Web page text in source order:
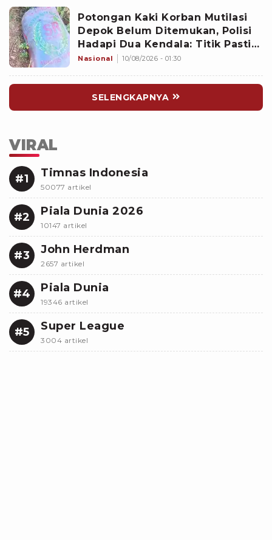
Potongan Kaki Korban Mutilasi
Depok Belum Ditemukan, Polisi
Hadapi Dua Kendala: Titik Pasti
Tersangka Membuangnya dan
Nasional 10/08/2026 - 01:30
SELENGKAPNYA
VIRAL
#1 Timnas Indonesia
50077 artikel
#2 Piala Dunia 2026
10147 artikel
#3 John Herdman
2657 artikel
#4 Piala Dunia
19346 artikel
#5 Super League
3004 artikel